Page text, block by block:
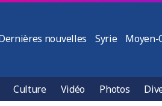
nouvelles Syrie
Culture Vidéo Photos